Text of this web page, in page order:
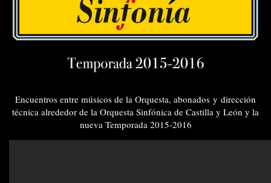
Encuentros entre músicos de la Orquesta, abonados y dirección
técnica alrededor de la Orquesta Sinfónica de Castilla y León y la
nueva Temporada 2015-2016